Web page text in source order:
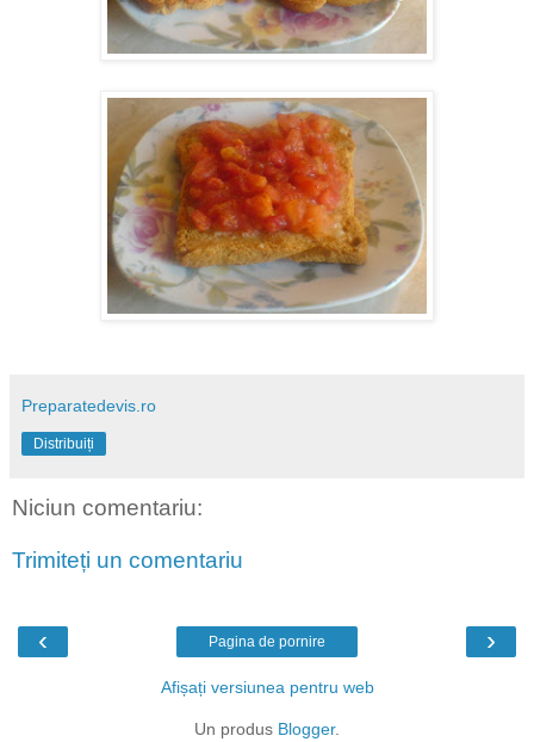
Preparatedevis.ro
Distribuiți
Niciun comentariu:
Trimiteți un comentariu
‹ ›
Pagina de pornire
Afișați versiunea pentru web
Un produs Blogger.